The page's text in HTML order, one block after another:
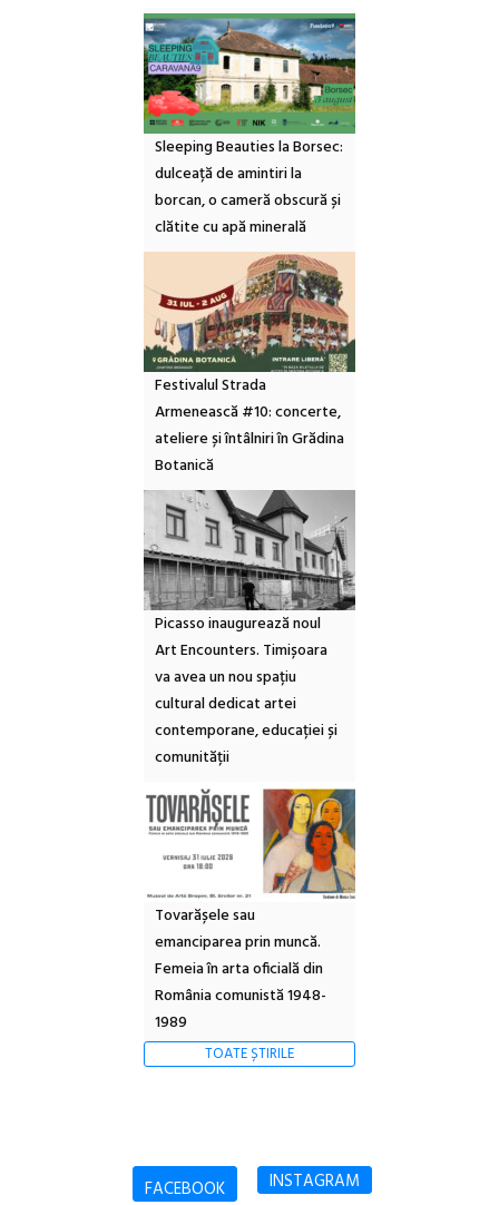
Sleeping Beauties la Borsec:
dulceață de amintiri la
borcan, o cameră obscură și
clătite cu apă minerală
Festivalul Strada
Armenească #10: concerte,
ateliere și întâlniri în Grădina
Botanică
Picasso inaugurează noul
Art Encounters. Timișoara
va avea un nou spațiu
cultural dedicat artei
contemporane, educației și
comunității
Tovarășele sau
emanciparea prin muncă.
Femeia în arta oficială din
România comunistă 1948-
1989
TOATE ȘTIRILE
FACEBOOK INSTAGRAM